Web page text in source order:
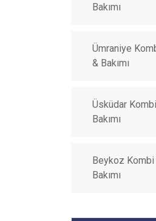
Bakımı
Ümraniye
& Bakımı
Üsküdar
Bakımı
Beykoz
Bakımı